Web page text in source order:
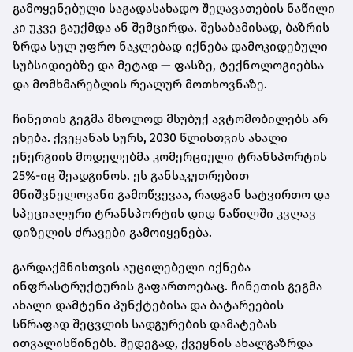
გამოყენებული საგადასახადო შეღავათების ნაწილი
კი უკვე გაუქმდა ან შემცირდა. შესაბამისად, ბაზრის
ზრდა სულ უფრო ნაკლებად იქნება დამოკიდებული
სუბსიდიებზე და მეტად — ფასზე, ტექნოლოგიებსა
და მომხმარებლის რეალურ მოთხოვნაზე.
ჩინეთის გეგმა მხოლოდ მსუბუქ ავტომობილებს არ
ეხება. ქვეყანას სურს, 2030 წლისთვის ახალი
ენერგიის მოდელებმა კომერციული ტრანსპორტის
25%-იც შეადგინოს. ეს განსაკუთრებით
მნიშვნელოვანი გამოწვევაა, რადგან სატვირთო და
სპეციალური ტრანსპორტის დიდ ნაწილში კვლავ
დიზელის ძრავები გამოიყენება.
გარდაქმნისთვის აუცილებელი იქნება
ინფრასტრუქტურის გაფართოებაც. ჩინეთის გეგმა
ახალი დამტენი პუნქტებისა და ბატარეების
სწრაფად შეცვლის სადგურების დამატებას
ითვალისწინებს. შედეგად, ქვეყნის ახალგაზრდა